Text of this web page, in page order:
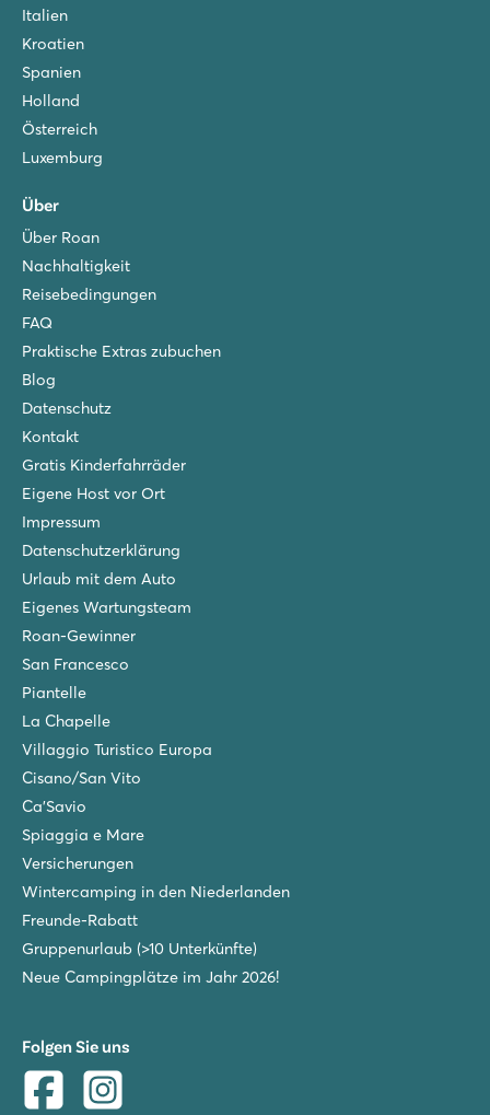
Italien
Kroatien
Spanien
Holland
Österreich
Luxemburg
Über
Über Roan
Nachhaltigkeit
Reisebedingungen
FAQ
Praktische Extras zubuchen
Blog
Datenschutz
Kontakt
Gratis Kinderfahrräder
Eigene Host vor Ort
Impressum
Datenschutzerklärung
Urlaub mit dem Auto
Eigenes Wartungsteam
Roan-Gewinner
San Francesco
Piantelle
La Chapelle
Villaggio Turistico Europa
Cisano/San Vito
Ca'Savio
Spiaggia e Mare
Versicherungen
Wintercamping in den Niederlanden
Freunde-Rabatt
Gruppenurlaub (>10 Unterkünfte)
Neue Campingplätze im Jahr 2026!
Folgen Sie uns